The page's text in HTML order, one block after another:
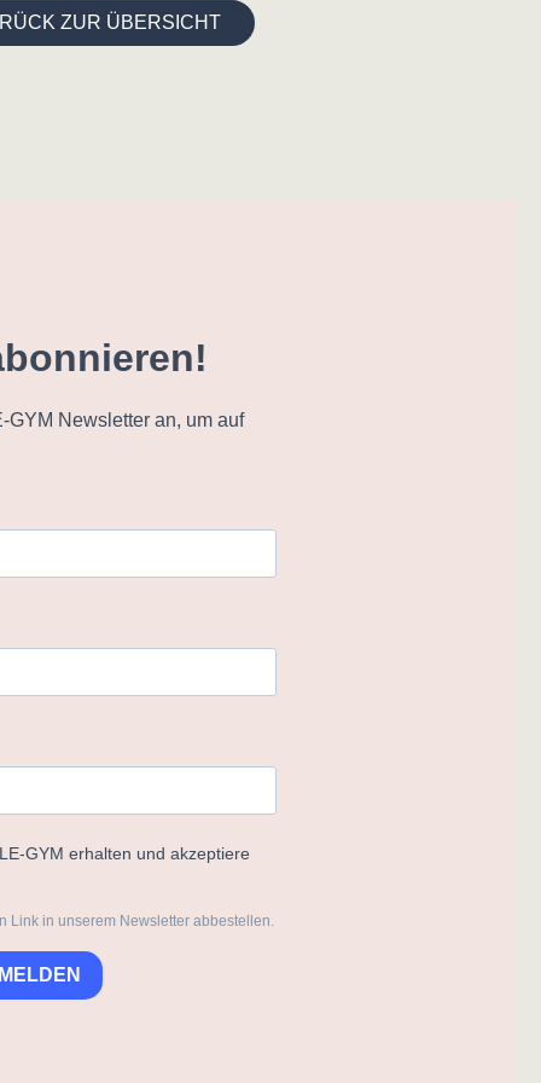
ZUR ÜBERSICHT
GYM Newsletter an, um auf
GYM erhalten und akzeptiere
Link in unserem Newsletter abbestellen.